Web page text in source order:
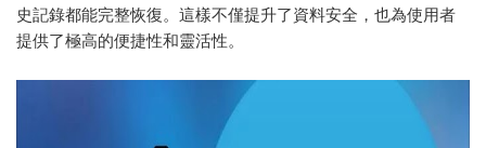
史記錄都能完整恢復。這樣不僅提升了資料安全，也為使用者
提供了極高的便捷性和靈活性。